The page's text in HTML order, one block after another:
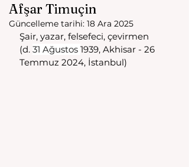
Afşar Timuçin
Güncelleme tarihi: 18 Ara 2025
Şair, yazar, felsefeci, çevirmen
(d. 31 Ağustos 1939, Akhisar - 26
Temmuz 2024, İstanbul)